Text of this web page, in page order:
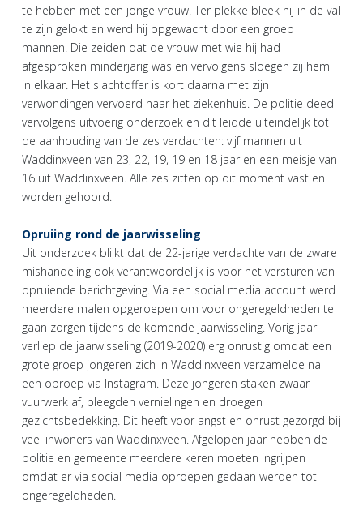
te hebben met een jonge vrouw. Ter plekke bleek hij in de val
te zijn gelokt en werd hij opgewacht door een groep
mannen. Die zeiden dat de vrouw met wie hij had
afgesproken minderjarig was en vervolgens sloegen zij hem
in elkaar. Het slachtoffer is kort daarna met zijn
verwondingen vervoerd naar het ziekenhuis. De politie deed
vervolgens uitvoerig onderzoek en dit leidde uiteindelijk tot
de aanhouding van de zes verdachten: vijf mannen uit
Waddinxveen van 23, 22, 19, 19 en 18 jaar en een meisje van
16 uit Waddinxveen. Alle zes zitten op dit moment vast en
worden gehoord.
Opruiing rond de jaarwisseling
Uit onderzoek blijkt dat de 22-jarige verdachte van de zware
mishandeling ook verantwoordelijk is voor het versturen van
opruiende berichtgeving. Via een social media account werd
meerdere malen opgeroepen om voor ongeregeldheden te
gaan zorgen tijdens de komende jaarwisseling. Vorig jaar
verliep de jaarwisseling (2019-2020) erg onrustig omdat een
grote groep jongeren zich in Waddinxveen verzamelde na
een oproep via Instagram. Deze jongeren staken zwaar
vuurwerk af, pleegden vernielingen en droegen
gezichtsbedekking. Dit heeft voor angst en onrust gezorgd bij
veel inwoners van Waddinxveen. Afgelopen jaar hebben de
politie en gemeente meerdere keren moeten ingrijpen
omdat er via social media oproepen gedaan werden tot
ongeregeldheden.